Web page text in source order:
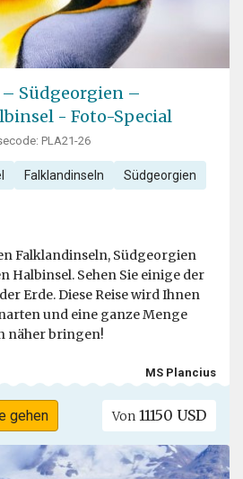
Südgeorgien –
- Foto-Special
PLA21-26
Falklandinseln Südgeorgien
Falklandinseln, Südgeorgien
Halbinsel. Sehen Sie einige der
Erde. Diese Reise wird Ihnen
und eine ganze Menge
näher bringen!
MS Plancius
gehen Von 11150 USD